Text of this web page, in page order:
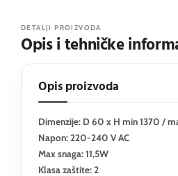
DETALJI PROIZVODA
Opis i tehničke
Opis proizvoda
Dimenzije: D 60 x H min 1370 /
Napon: 220-240 V AC
Max snaga: 11,5W
Klasa zaštite: 2